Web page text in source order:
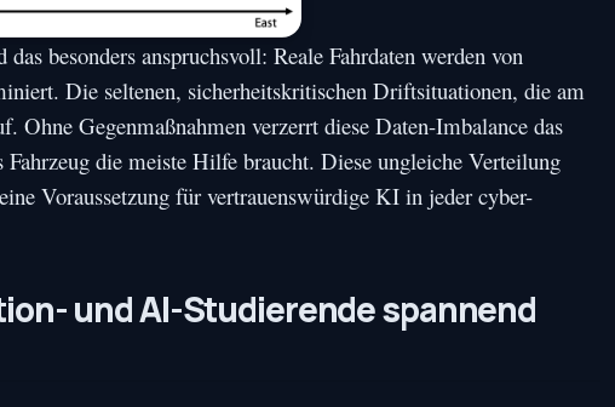
besonders anspruchsvoll: Reale Fahrdaten werden von
Die seltenen, sicherheitskritischen Driftsituationen, die am
Ohne Gegenmaßnahmen verzerrt diese Daten-Imbalance das
Fahrzeug die meiste Hilfe braucht. Diese ungleiche Verteilung
Voraussetzung für vertrauenswürdige KI in jeder cyber-
und AI-Studierende spannend